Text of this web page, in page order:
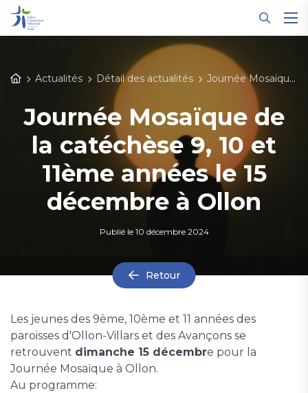
Actualités Détail des actualités Journée Mosaïque de la catéchèse 9, 10 et 11ème années le 15 décembre à Ollon
Journée Mosaïque de
la catéchèse 9, 10 et
11ème années le 15
décembre à Ollon
Publié le 10 décembre 2024
Retour
Les jeunes des 9ème, 10ème et 11 années des
paroisses d'Ollon-Villars et des Avançons se
retrouvent dimanche 15 décembre pour la
Journée Mosaïque à Ollon.
Au programme:
Panneau de gestion des cookies